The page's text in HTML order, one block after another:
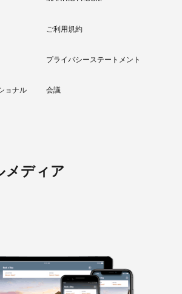
ご利用規約
プライバシーステートメント
ョナル 会議
メディア